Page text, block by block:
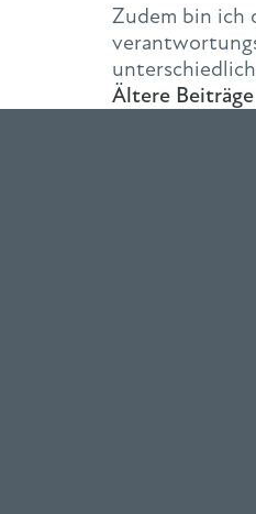
Zudem bin ich
Ältere Beiträge